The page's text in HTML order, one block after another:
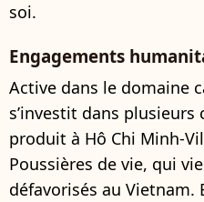
soi.
Engagements
Active dans le domaine
s’investit dans plusieurs
produit à Hô Chi Minh-
Poussières de vie, qui
défavorisés au